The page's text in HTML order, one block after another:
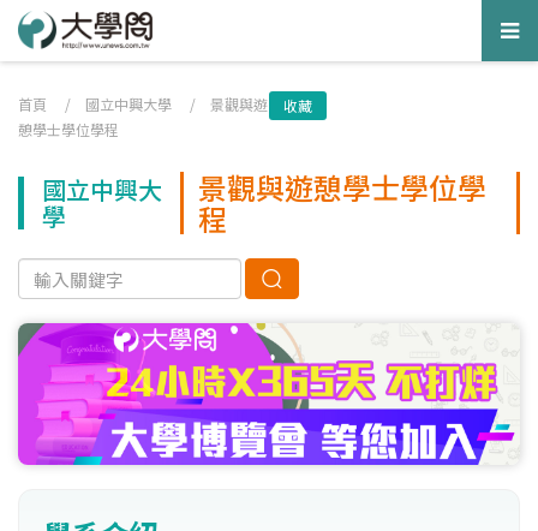
首頁 / 國立中興大學 / 景觀與遊
憩學士學位學程
收藏
國立中興大
學
景觀與遊憩學士學位學
程